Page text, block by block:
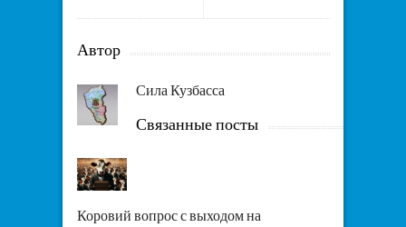
Автор
Сила Кузбасса
Связанные посты
Коровий вопрос с выходом на